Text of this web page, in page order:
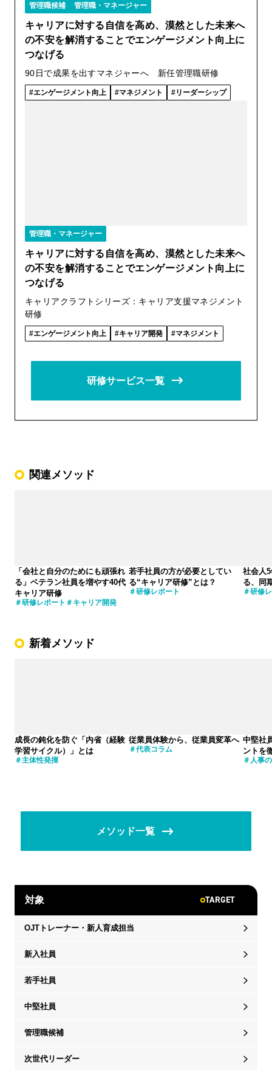
管理職候補 管理職・マネージャー
キャリアに対する自信を高め、漠然とした未来へ
の不安を解消することでエンゲージメント向上に
つなげる
90日で成果を出すマネジャーへ 新任管理職研修
エンゲージメント向上 マネジメント リーダーシップ
管理職・マネージャー
キャリアに対する自信を高め、漠然とした未来へ
の不安を解消することでエンゲージメント向上に
つなげる
キャリアクラフトシリーズ：キャリア支援マネジメント
研修
エンゲージメント向上 キャリア開発 マネジメント
研修サービス一覧
関連メソッド
「会社と自分のためにも頑張れ
る」ベテラン社員を増やす40代
キャリア研修
研修レポート キャリア開発
若手社員の方が必要としてい
る“キャリア研修”とは？
研修レポート
社会人
る、同
研修
新着メソッド
成長の鈍化を防ぐ「内省（経験
学習サイクル）」とは
主体性発揮
従業員体験から、従業員変革へ
代表コラム
中堅社
ントを
人事
メソッド一覧
対象 TARGET
OJTトレーナー・新人育成担当
新入社員
若手社員
中堅社員
管理職候補
次世代リーダー